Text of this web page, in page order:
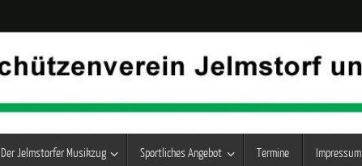
Der Jelmstorfer Musikzug Sportliches Angebot Termine Impressum